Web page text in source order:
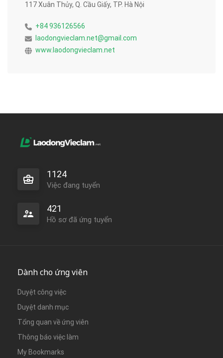
117 Xuân Thủy, Q. Cầu Giấy, TP. Hà Nội
+84 936126566
laodongvieclam.net@gmail.com
www.laodongvieclam.net
1124
Việc đang tuyển
421
Hồ sơ đã ứng tuyển
Dành cho ứng viên
Duyệt công việc
Duyệt danh mục
Tổng quan về ứng viên
Thông báo việc làm
My Bookmarks